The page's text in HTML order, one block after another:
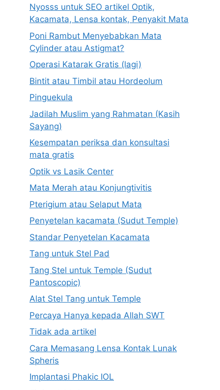
Nyosss untuk SEO artikel Optik,
Kacamata, Lensa kontak, Penyakit Mata
Poni Rambut Menyebabkan Mata
Cylinder atau Astigmat?
Operasi Katarak Gratis (lagi)
Bintit atau Timbil atau Hordeolum
Pinguekula
Jadilah Muslim yang Rahmatan (Kasih
Sayang)
Kesempatan periksa dan konsultasi
mata gratis
Optik vs Lasik Center
Mata Merah atau Konjungtivitis
Pterigium atau Selaput Mata
Penyetelan kacamata (Sudut Temple)
Standar Penyetelan Kacamata
Tang untuk Stel Pad
Tang Stel untuk Temple (Sudut
Pantoscopic)
Alat Stel Tang untuk Temple
Percaya Hanya kepada Allah SWT
Tidak ada artikel
Cara Memasang Lensa Kontak Lunak
Spheris
Implantasi Phakic IOL